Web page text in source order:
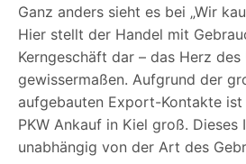
Ganz anders sieht es bei „Wir
Hier stellt der Handel mit
Kerngeschäft dar – das Herz des
gewissermaßen. Aufgrund der
aufgebauten Export-Kontakte ist
PKW Ankauf in Kiel groß. Dieses
unabhängig von der Art des